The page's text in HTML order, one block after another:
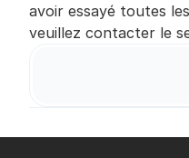
avoir essayé toutes
veuillez contacter le